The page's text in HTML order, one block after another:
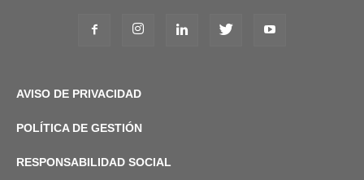
AVISO DE PRIVACIDAD
POLÍTICA DE GESTIÓN
RESPONSABILIDAD SOCIAL